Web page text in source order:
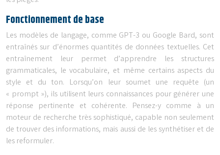
Fonctionnement de base
Les modèles de langage, comme GPT-3 ou Google Bard, sont
entraînés sur d’énormes quantités de données textuelles. Cet
entraînement leur permet d’apprendre les structures
grammaticales, le vocabulaire, et même certains aspects du
style et du ton. Lorsqu’on leur soumet une requête (un
« prompt »), ils utilisent leurs connaissances pour générer une
réponse pertinente et cohérente. Pensez-y comme à un
moteur de recherche très sophistiqué, capable non seulement
de trouver des informations, mais aussi de les synthétiser et de
les reformuler.